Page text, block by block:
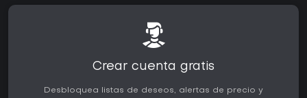
Crear cuenta gratis
Desbloquea listas de deseos, alertas de precio y